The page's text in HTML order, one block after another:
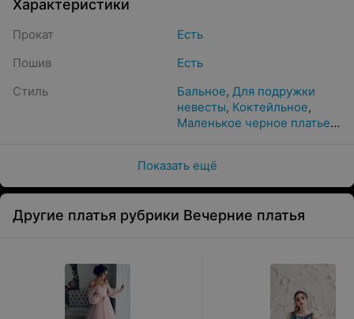
Характеристики
Прокат
Есть
Пошив
Есть
Стиль
Бальное, Для подружки
невесты, Коктейльное,
Маленькое черное платье,
вышивкой
Показать ещё
Другие платья рубрики Вечерние платья